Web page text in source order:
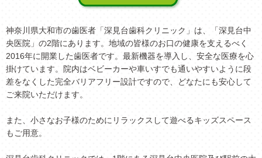
神奈川県大和市の歯医者「深見台歯科クリニック」は、「深見台中
央医院」の2階にあります。地域の皆様のお口の健康を支えるべく
2016年に開業した歯医者です。最新機器を導入し、安全な医療を心
掛けています。院内はベビーカーや車いすでも通いやすいように段
差をなくした完全バリアフリー設計ですので、どなたにも安心して
ご来院いただけます。
また、小さなお子様のためにリラックスして遊べるキッズスペース
もご用意。